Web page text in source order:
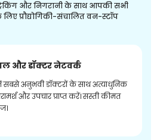
और निगरानी के साथ आपकी सभी
प्रौद्योगिकी-संचालित वन-स्टॉप
और डॉक्टर नेटवर्क
अनुभवी डॉक्टरों के साथ अत्याधुनिक
और उपचार प्राप्त करें। सस्ती कीमत